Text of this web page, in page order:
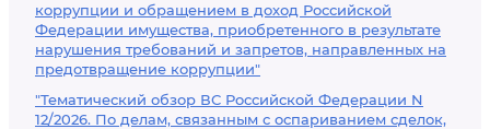
коррупции и обращением в доход Российской
Федерации имущества, приобретенного в результате
нарушения требований и запретов, направленных на
предотвращение коррупции"
"Тематический обзор ВС Российской Федерации N
12/2026. По делам, связанным с оспариванием сделок,